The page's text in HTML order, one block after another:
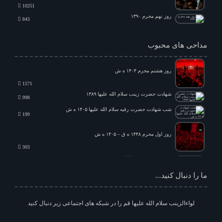
10251
روز نهم محرم ۱۳۹۰
843
شهادت حضرت زهرا سلام الله علیها – فاطمیه دوم ۱۳۸۷
شهادت امام صادق علیه السلام – ۱۳۸۶
784
شهادت امام صادق علیه السلام ۱۳۹۱
مداحی های محبوب
روز هشتم محرم ۱۴۰۴ ه ش
1571
شهادت حضرت زینب سلام الله علیها ۱۳۸۹
998
شب شهادت حضرت رقیه سلام الله علیها ۱۴۰۵ ه ش
199
روز اول محرم ۱۴۴۸ ه ق – ۱۴۰۵ ه ش
303
697
552
ما را دنبال کنید...
لواءالزینب سلام الله علیها قم را در شبکه های اجتماعی زیر دنبال کنید